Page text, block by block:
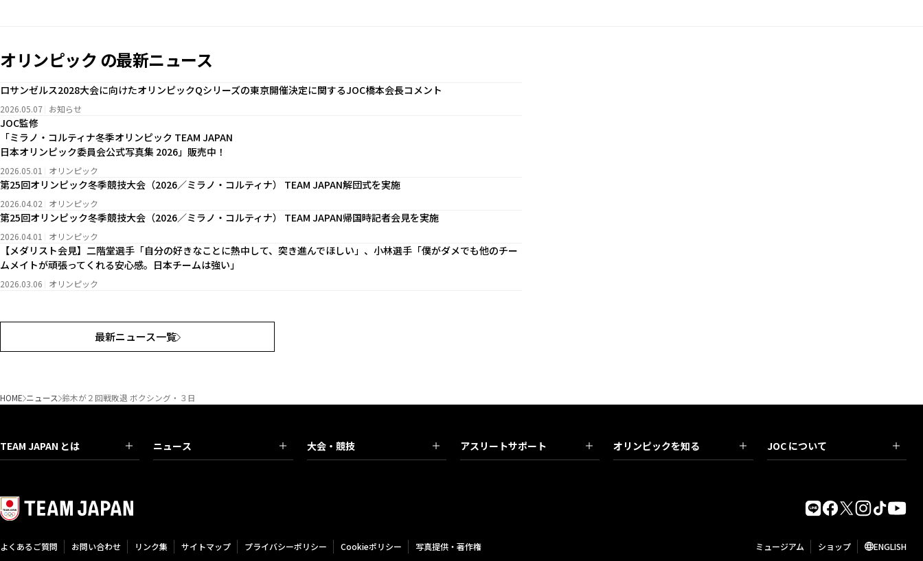
オリンピック の最新ニュース
ロサンゼルス2028大会に向けたオリンピックQシリーズの東京開催決定に関するJOC橋本会長コメント
2026.05.07 お知らせ
JOC監修
「ミラノ・コルティナ冬季オリンピック TEAM JAPAN
日本オリンピック委員会公式写真集 2026」販売中！
2026.05.01 オリンピック
第25回オリンピック冬季競技大会（2026／ミラノ・コルティナ） TEAM JAPAN解団式を実施
2026.04.02 オリンピック
第25回オリンピック冬季競技大会（2026／ミラノ・コルティナ） TEAM JAPAN帰国時記者会見を実施
2026.04.01 オリンピック
【メダリスト会見】二階堂選手「自分の好きなことに熱中して、突き進んでほしい」、小林選手「僕がダメでも他のチー
ムメイトが頑張ってくれる安心感。日本チームは強い」
2026.03.06 オリンピック
最新ニュース一覧
HOME ニュース 鈴木が２回戦敗退 ボクシング・３日
TEAM JAPAN とは ニュース 大会・競技 アスリートサポート オリンピックを知る JOC について
よくあるご質問 お問い合わせ リンク集 サイトマップ プライバシーポリシー Cookieポリシー 写真提供・著作権 ミュージアム ショップ ENGLISH